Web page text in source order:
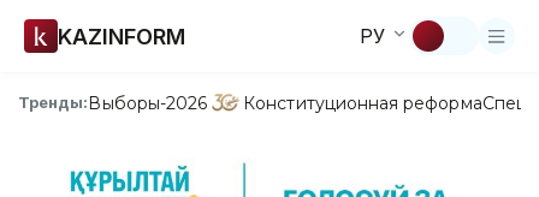
KAZINFORM РУ
Тренды:Выборы-2026 Конституционная реформа